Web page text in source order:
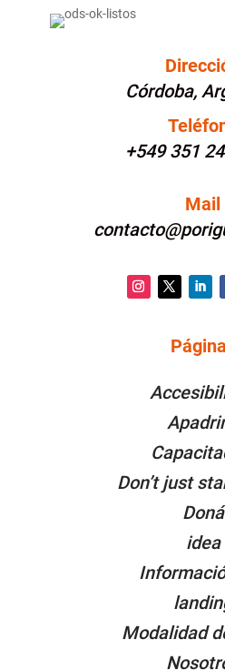
Córdoba,
+549 351
Mail
Don’t just
Doná
idea
Modalidad